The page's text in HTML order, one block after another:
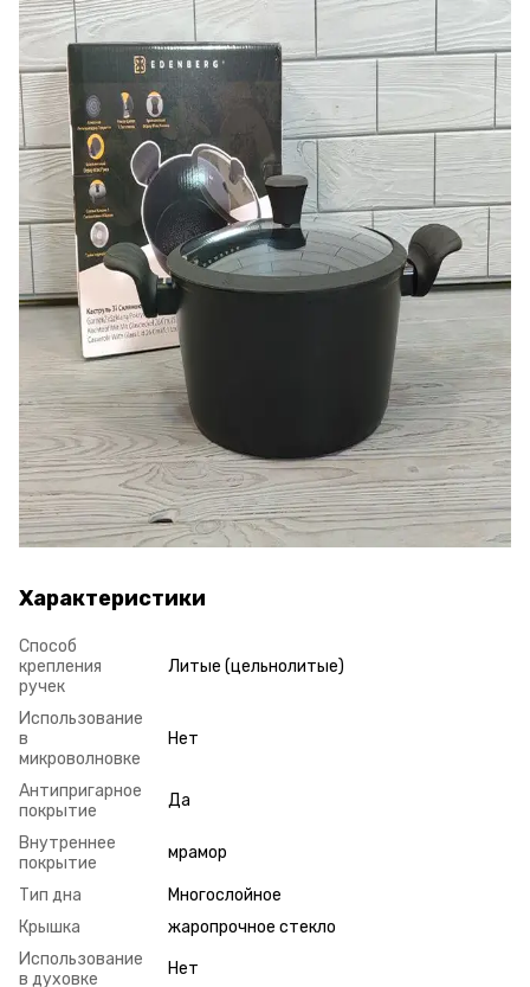
Характеристики
Способ
крепления
ручек
Литые (цельнолитые)
Использование
в
микроволновке
Нет
Антипригарное
покрытие
Да
Внутреннее
покрытие
мрамор
Тип дна
Многослойное
Крышка
жаропрочное стекло
Использование
в духовке
Нет